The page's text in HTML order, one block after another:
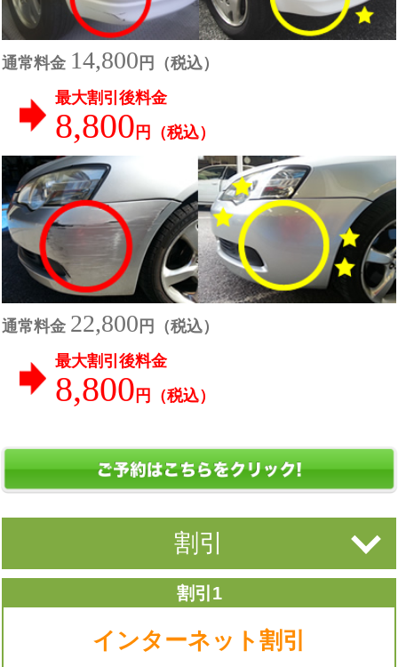
通常料金 14,800 円（税込）
最大割引後料金
8,800 円（税込）
通常料金 22,800 円（税込）
最大割引後料金
8,800 円（税込）
割引
割引1
インターネット割引